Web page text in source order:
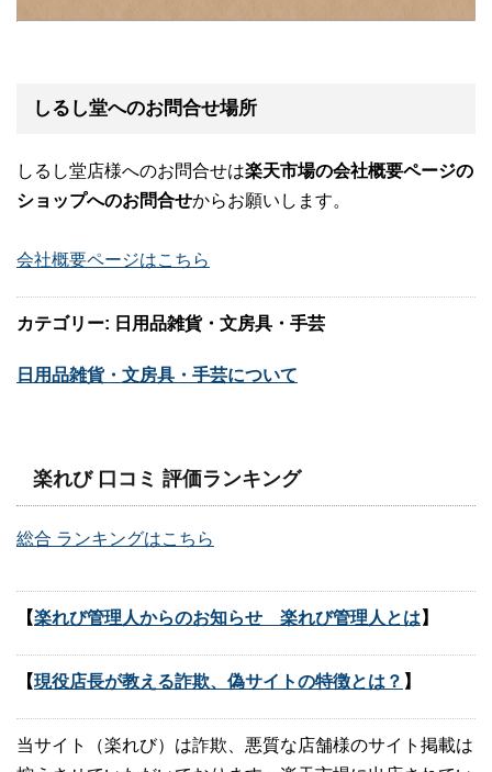
しるし堂へのお問合せ場所
しるし堂店様へのお問合せは楽天市場の会社概要ページの
ショップへのお問合せからお願いします。
会社概要ページはこちら
カテゴリー: 日用品雑貨・文房具・手芸
日用品雑貨・文房具・手芸について
楽れび 口コミ 評価ランキング
総合 ランキングはこちら
【楽れび管理人からのお知らせ 楽れび管理人とは 】
【現役店長が教える詐欺、偽サイトの特徴とは？ 】
当サイト（楽れび）は詐欺、悪質な店舗様のサイト掲載は